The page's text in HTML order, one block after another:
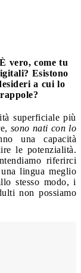
vero, come tu
Esistono
a cui lo
superficiale più
sono nati con lo
una capacità
le potenzialità.
riferirci
lingua meglio
stesso modo, i
non possiamo